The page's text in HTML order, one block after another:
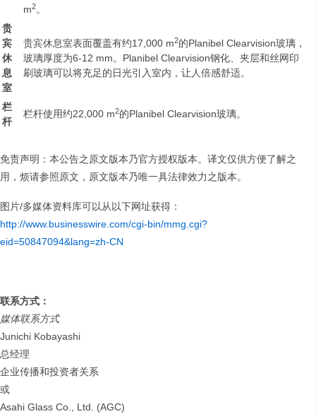
m2。
贵
宾
休
息
室
贵宾休息室表面覆盖有约17,000 m2的Planibel Clearvision玻璃，
玻璃厚度为6-12 mm。Planibel Clearvision钢化、夹层和丝网印
刷玻璃可以将充足的日光引入室内，让人倍感舒适。
栏
杆
栏杆使用约22,000 m2的Planibel Clearvision玻璃。
免责声明：本公告之原文版本乃官方授权版本。译文仅供方便了解之
用，烦请参照原文，原文版本乃唯一具法律效力之版本。
图片/多媒体资料库可以从以下网址获得：
http://www.businesswire.com/cgi-bin/mmg.cgi?
eid=50847094&lang=zh-CN
联系方式：
媒体联系方式
Junichi Kobayashi
总经理
企业传播和投资者关系
或
Asahi Glass Co., Ltd. (AGC)